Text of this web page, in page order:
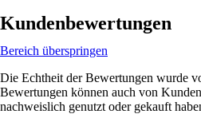
Kundenbewertungen
Bereich überspringen
Die Echtheit der Bewertungen wurde
Bewertungen können auch von
nachweislich genutzt oder gekauft